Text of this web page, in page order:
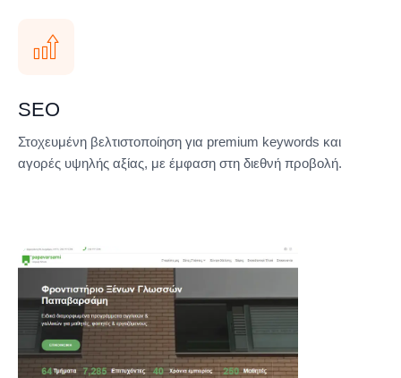
SEO
Στοχευμένη βελτιστοποίηση για premium keywords και
αγορές υψηλής αξίας, με έμφαση στη διεθνή προβολή.